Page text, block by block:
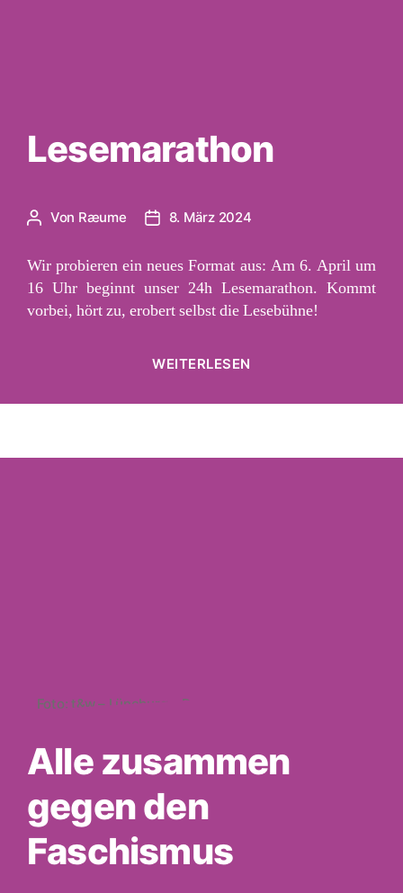
Lesemarathon
Beitragsautor
Von Ræume Veröffentlichungsdatum
8. März 2024
Wir probieren ein neues Format aus: Am 6. April um
16 Uhr beginnt unser 24h Lesemarathon. Kommt
vorbei, hört zu, erobert selbst die Lesebühne!
WEITERLESEN
Foto: t&w – Lüneburg – Demo gegen rechts und AfD .
Alle zusammen
gegen den
Faschismus